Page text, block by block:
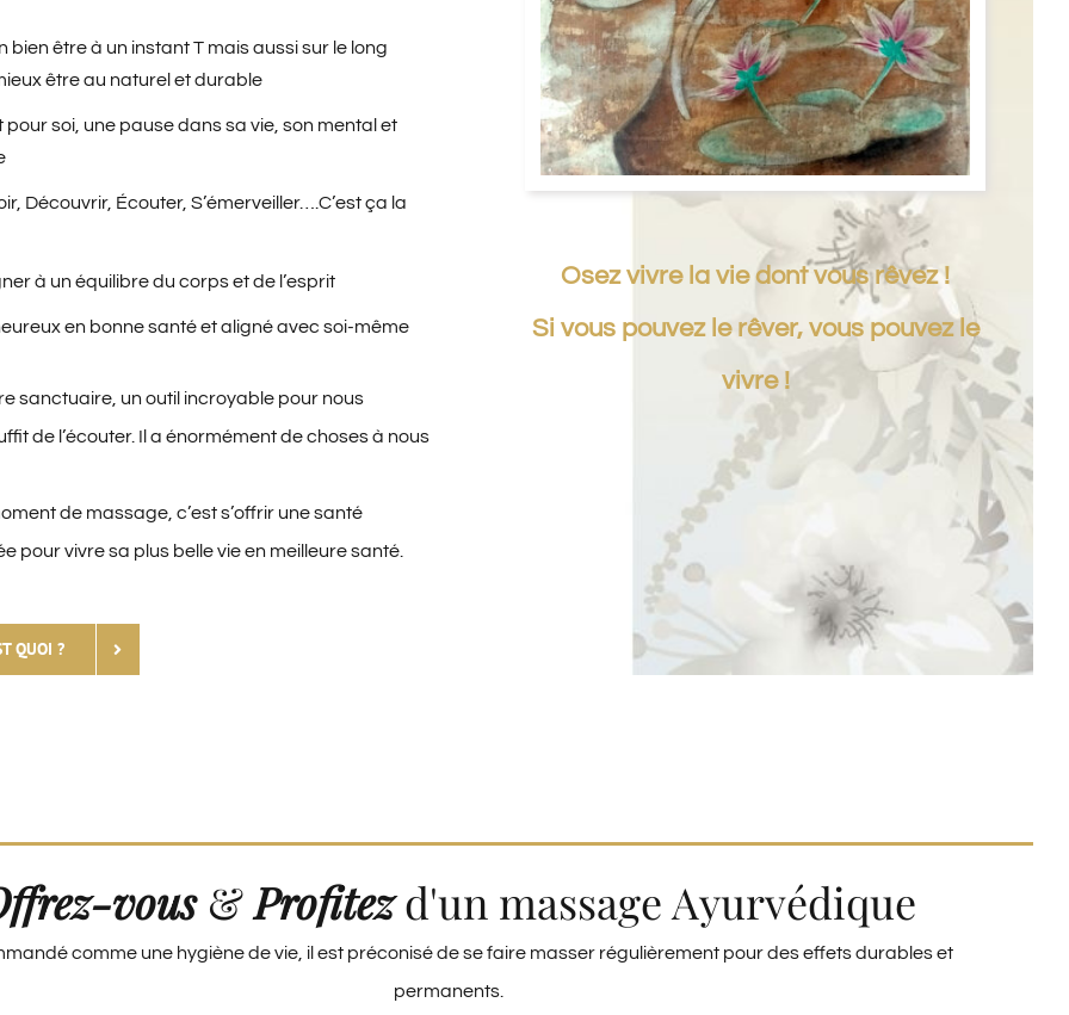
bien être à un instant T mais aussi sur le long
être au naturel et durable
pour soi, une pause dans sa vie, son mental et
Découvrir, Écouter, S’émerveiller….C’est ça la
à un équilibre du corps et de l’esprit
en bonne santé et aligné avec soi-même
sanctuaire, un outil incroyable pour nous
de l’écouter. Il a énormément de choses à nous
de massage, c’est s’offrir une santé
pour vivre sa plus belle vie en meilleure santé.
QUOI ?
Osez vivre la vie dont vous rêvez !
Si vous pouvez le rêver, vous pouvez le
vivre !
vous&Profitezd'un massage Ayurvédique
comme une hygiène de vie, il est préconisé de se faire masser régulièrement pour des effets durables et
permanents.